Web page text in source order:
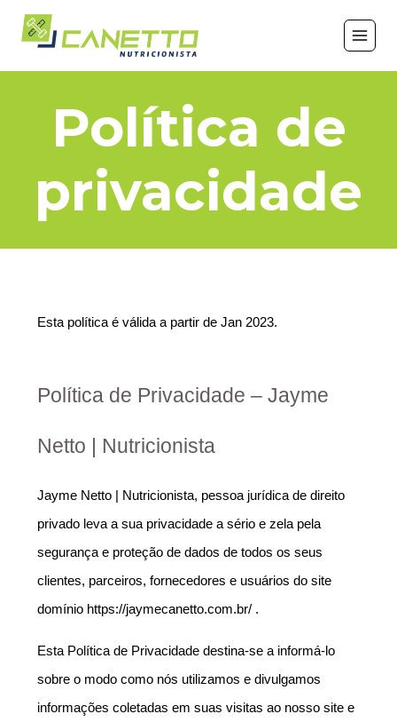
Política de
privacidade
Esta política é válida a partir de Jan 2023.
Política de Privacidade – Jayme
Netto | Nutricionista
Jayme Netto | Nutricionista, pessoa jurídica de direito
privado leva a sua privacidade a sério e zela pela
segurança e proteção de dados de todos os seus
clientes, parceiros, fornecedores e usuários do site
domínio https://jaymecanetto.com.br/ .
Esta Política de Privacidade destina-se a informá-lo
sobre o modo como nós utilizamos e divulgamos
informações coletadas em suas visitas ao nosso site e